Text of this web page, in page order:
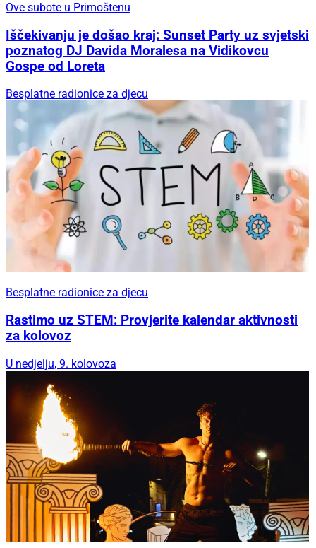
Ove subote u Primoštenu
Iščekivanju je došao kraj: Sunset Party uz svjetski
poznatog DJ Davida Moralesa na Vidikovcu
Gospe od Loreta
Besplatne radionice za djecu
Besplatne radionice za djecu
Rastimo uz STEM: Provjerite kalendar aktivnosti
za kolovoz
U nedjelju, 9. kolovoza